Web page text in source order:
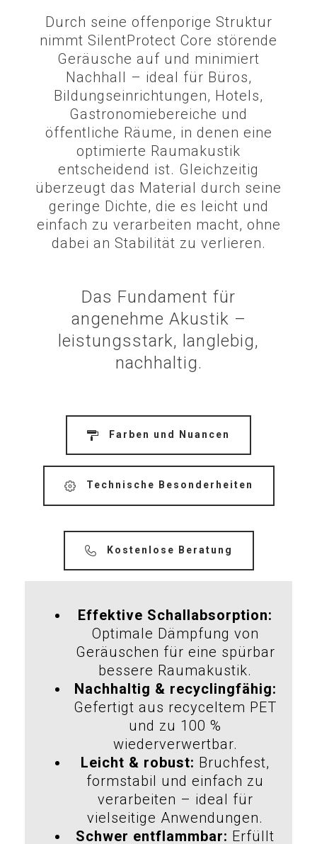
Durch seine offenporige Struktur
nimmt SilentProtect Core störende
Geräusche auf und minimiert
Nachhall – ideal für Büros,
Bildungseinrichtungen, Hotels,
Gastronomiebereiche und
öffentliche Räume, in denen eine
optimierte Raumakustik
entscheidend ist. Gleichzeitig
überzeugt das Material durch seine
geringe Dichte, die es leicht und
einfach zu verarbeiten macht, ohne
dabei an Stabilität zu verlieren.
Das Fundament für
angenehme Akustik –
leistungsstark, langlebig,
nachhaltig.
Farben und Nuancen
Technische Besonderheiten
Kostenlose Beratung
Effektive Schallabsorption:
Optimale Dämpfung von
Geräuschen für eine spürbar
bessere Raumakustik.
Nachhaltig & recyclingfähig:
Gefertigt aus recyceltem PET
und zu 100 %
wiederverwertbar.
Leicht & robust: Bruchfest,
formstabil und einfach zu
verarbeiten – ideal für
vielseitige Anwendungen.
Schwer entflammbar: Erfüllt